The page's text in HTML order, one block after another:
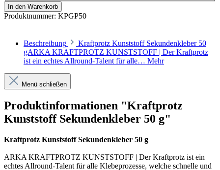
In den Warenkorb
Produktnummer: KPGP50
Beschreibung
Kraftprotz Kunststoff Sekundenkleber 50
gARKA KRAFTPROTZ KUNSTSTOFF | Der Kraftprotz
ist ein echtes Allround-Talent für alle… Mehr
Menü schließen
Produktinformationen "Kraftprotz
Kunststoff Sekundenkleber 50 g"
Kraftprotz Kunststoff Sekundenkleber 50 g
ARKA KRAFTPROTZ KUNSTSTOFF | Der Kraftprotz ist ein
echtes Allround-Talent für alle Klebeprozesse, welche schnelle und